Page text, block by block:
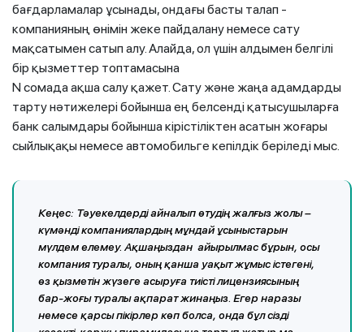
бағдарламалар ұсынады, ондағы басты талап -
компанияның өнімін жеке пайдалану немесе сату
мақсатымен сатып алу. Алайда, ол үшін алдымен белгілі
бір қызметтер топтамасына
N сомада ақша салу қажет. Сату және жаңа адамдарды
тарту нәтижелері бойынша ең белсенді қатысушыларға
банк салымдары бойынша кірістіліктен асатын жоғары
сыйлықақы немесе автомобильге кепілдік беріледі мыс.
Кеңес: Тәуекелдерді айналып өтудің жалғыз жолы –
күмәнді компаниялардың мұндай ұсыныстарын
мүлдем елемеу. Ақшаңыздан айырылмас бұрын, осы
компания туралы, оның қанша уақыт жұмыс істегені,
өз қызметін жүзеге асыруға тиісті лицензиясының
бар-жоғы туралы ақпарат жинаңыз. Егер наразы
немесе қарсы пікірлер көп болса, онда бұл сізді